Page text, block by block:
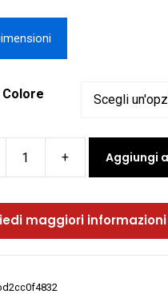
Colore
Aggiungi
maggiori informazioni